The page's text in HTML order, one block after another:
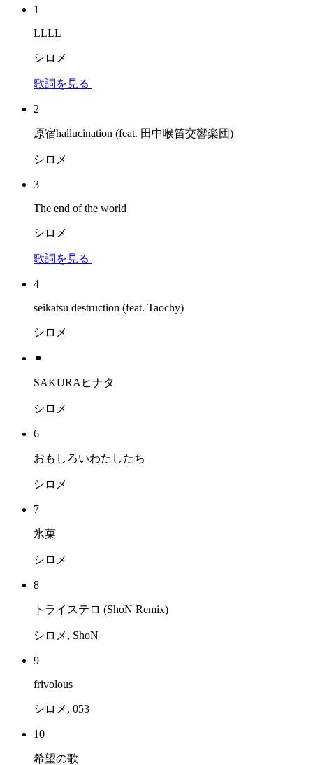
1
LLLL
シロメ
歌詞を見る
2
原宿hallucination (feat. 田中喉笛交響楽団)
シロメ
3
The end of the world
シロメ
歌詞を見る
4
seikatsu destruction (feat. Taochy)
シロメ
⚫︎
SAKURAヒナタ
シロメ
6
おもしろいわたしたち
シロメ
7
氷菓
シロメ
8
トライステロ (ShoN Remix)
シロメ, ShoN
9
frivolous
シロメ, 053
10
希望の歌